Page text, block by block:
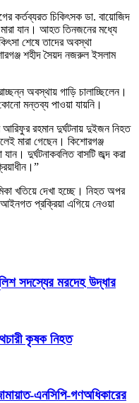
কর্তব্যরত চিকিৎসক ডা. বায়োজিদ
যান। আহত তিনজনের মধ্যে
শেষে তাদের অবস্থা
শহীদ সৈয়দ নজরুল ইসলাম
অবস্থায় গাড়ি চালাচ্ছিলেন।
মন্তব্য পাওয়া যায়নি।
আরিফুর রহমান দুর্ঘটনায় দুইজন নিহত
মারা গেছেন। কিশোরগঞ্জ
দুর্ঘটনাকবলিত বাসটি জব্দ করা
খতিয়ে দেখা হচ্ছে। নিহত অপর
আইনগত প্রক্রিয়া এগিয়ে নেওয়া
সদস্যের মরদেহ উদ্ধার
কৃষক নিহত
এনসিপি-গণঅধিকারের